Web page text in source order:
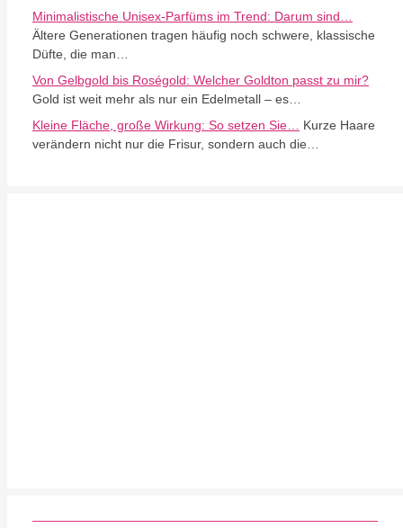
Minimalistische Unisex-Parfüms im Trend: Darum sind…
Ältere Generationen tragen häufig noch schwere, klassische
Düfte, die man…
Von Gelbgold bis Roségold: Welcher Goldton passt zu mir?
Gold ist weit mehr als nur ein Edelmetall – es…
Kleine Fläche, große Wirkung: So setzen Sie…
Kurze Haare
verändern nicht nur die Frisur, sondern auch die…